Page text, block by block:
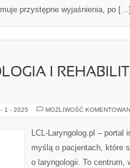
przystępne wyjaśnienia, po
I
1 - 2025 MOŻLIWOŚĆ
LCL-Laryngolog.pl – portal
myślą o pacjentach, które
o laryngologii. To centrum,